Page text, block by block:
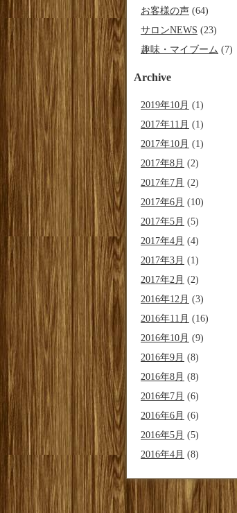
お客様の声 (64)
サロンNEWS (23)
趣味・マイブーム (7)
Archive
2019年10月 (1)
2017年11月 (1)
2017年10月 (1)
2017年8月 (2)
2017年7月 (2)
2017年6月 (10)
2017年5月 (5)
2017年4月 (4)
2017年3月 (1)
2017年2月 (2)
2016年12月 (3)
2016年11月 (16)
2016年10月 (9)
2016年9月 (8)
2016年8月 (8)
2016年7月 (6)
2016年6月 (6)
2016年5月 (5)
2016年4月 (8)